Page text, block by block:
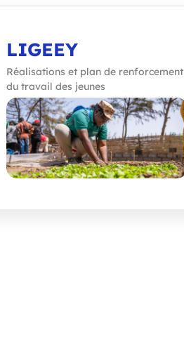
LIGEEY
Réalisations et plan de renforcement
du travail des jeunes